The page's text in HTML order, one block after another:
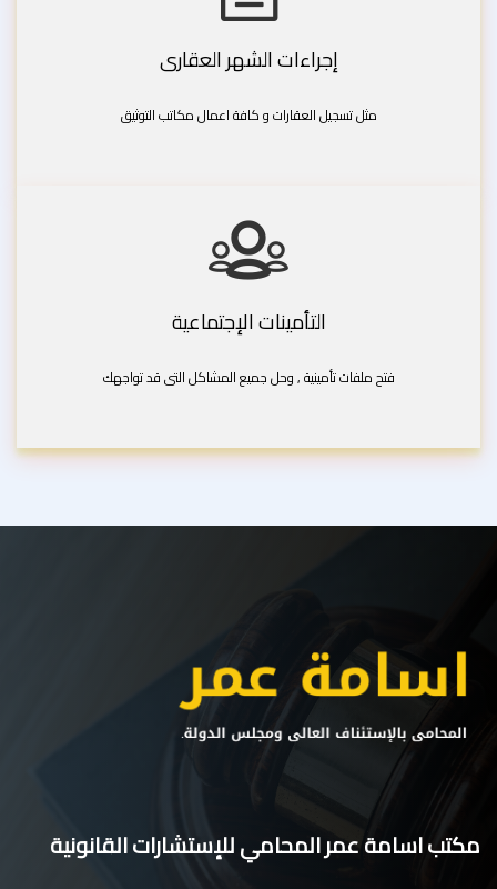
إجراءات الشهر العقارى
مثل تسجيل العقارات و كافة اعمال مكاتب التوثيق
التأمينات الإجتماعية
فتح ملفات تأمينية , وحل جميع المشاكل التى قد تواجهك
مكتب اسامة عمر المحامي للإستشارات القانونية